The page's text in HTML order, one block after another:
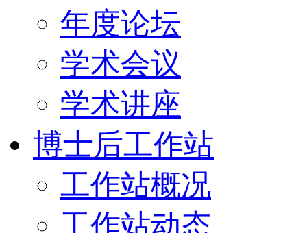
年度论坛
学术会议
学术讲座
博士后工作站
工作站概况
工作站动态